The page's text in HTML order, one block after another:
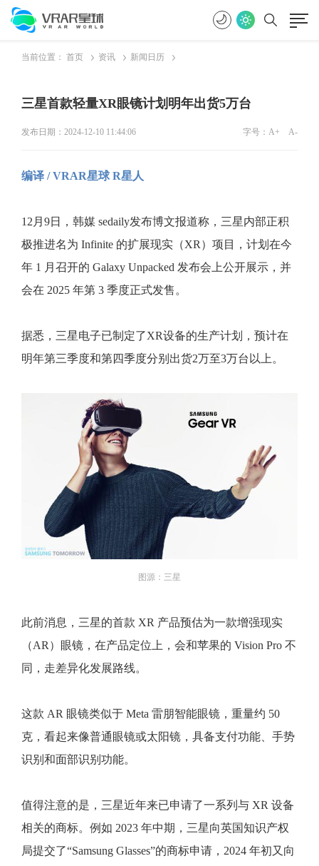
当前位置： 首页 资讯 新闻日历
三星首款轻量XR眼镜计划明年出货5万台
发布日期：2024-12-10 11:44:06 字号： A+ A-
编译 / VRAR星球 R星人
12月9日，韩媒 sedaily发布博文报道称，三星内部正积
极推进名为 Infinite 的扩展现实（XR）项目，计划在今
年 1 月召开的 Galaxy Unpacked 发布会上公开展示，并
会在 2025 年第 3 季度正式发售。
据悉，三星电子已制定了XR设备的生产计划，预计在
明年第三季度和第四季度分别出货2万至3万台以上。
图源：三星
此前消息，三星的首款 XR 产品预估为一款增强现实
（AR）眼镜，在产品定位上，会和苹果的 Vision Pro 不
同，走差异化发展路线。
这款 AR 眼镜类似于 Meta 雷朋智能眼镜，重量约 50
克，看起来像普通眼镜或太阳镜，具备支付功能、手势
识别和面部识别功能。
值得注意的是，三星近年来已申请了一系列与 XR 设备
相关的商标。例如 2023 年中期，三星向英国知识产权
局提交了“Samsung Glasses”的商标申请，2024 年初又向